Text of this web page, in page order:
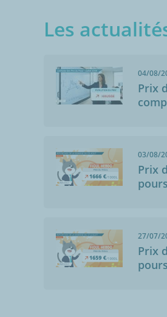
Les
04/08/
Prix
03/08/
Prix
27/07/
Prix